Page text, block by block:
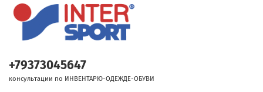
+79373045647
консультации по ИНВЕНТАРЮ-ОДЕЖДЕ-ОБУВИ